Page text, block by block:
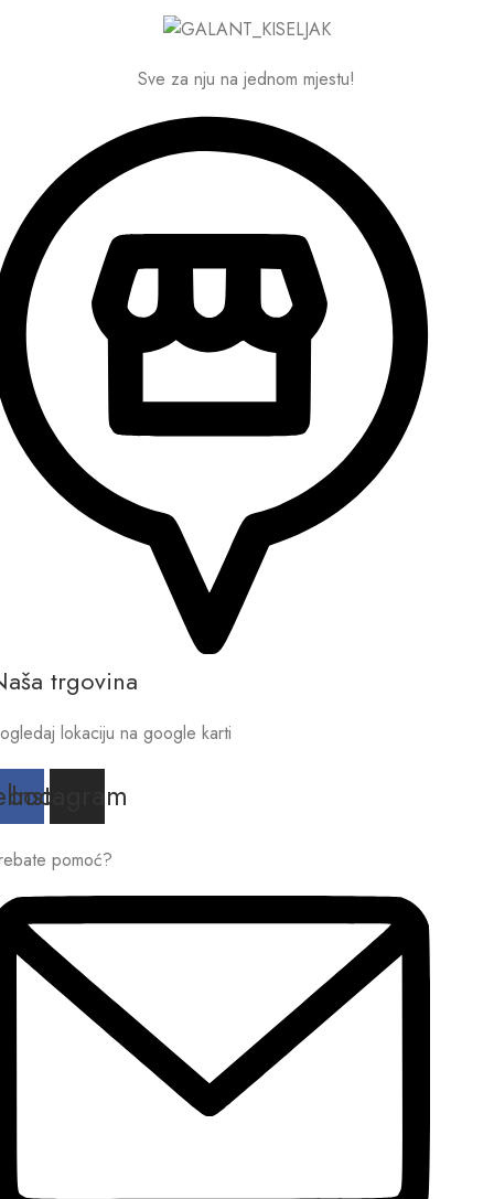
Sve za nju na jednom mjestu!
trgovina
lokaciju na google karti
Instagram
pomoć?